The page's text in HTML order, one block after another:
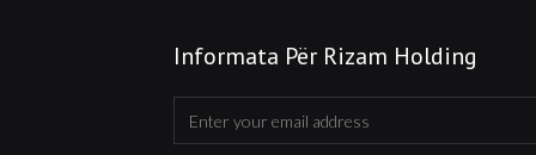
Informata Për Rizam Holding